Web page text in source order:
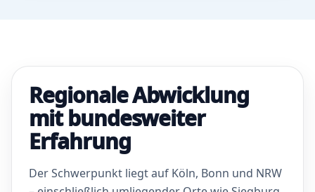
Regionale Abwicklung
mit bundesweiter
Erfahrung
Der Schwerpunkt liegt auf Köln, Bonn und NRW